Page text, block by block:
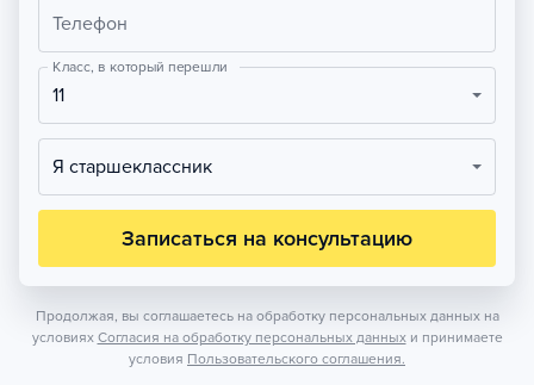
Телефон
Класс, в который перешли
11
Я старшеклассник
Записаться на консультацию
Продолжая, вы соглашаетесь на обработку персональных данных на
условиях Согласия на обработку персональных данных и принимаете
условия Пользовательского соглашения.